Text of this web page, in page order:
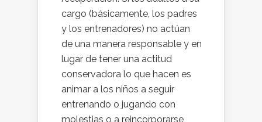
cargo (básicamente, los padres
y los entrenadores) no actúan
de una manera responsable y en
lugar de tener una actitud
conservadora lo que hacen es
animar a los niños a seguir
entrenando o jugando con
molestias o a reincorporarse